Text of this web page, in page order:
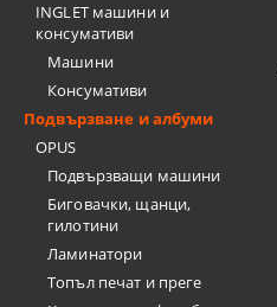
INGLET машини и
консумативи
Машини
Консумативи
Подвързване и албуми
OPUS
Подвързващи машини
Биговачки, щанци,
гилотини
Ламинатори
Топъл печат и преге